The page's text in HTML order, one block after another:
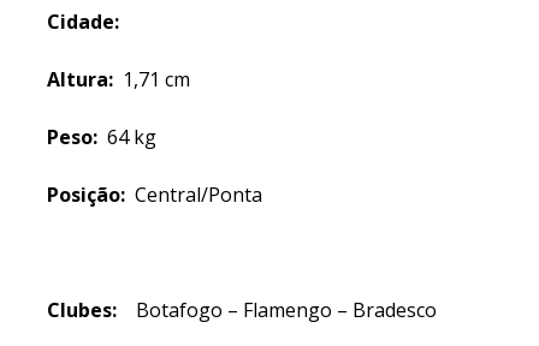
Cidade:
Altura: 1,71 cm
Peso: 64 kg
Posição: Central/Ponta
Clubes: Botafogo – Flamengo – Bradesco